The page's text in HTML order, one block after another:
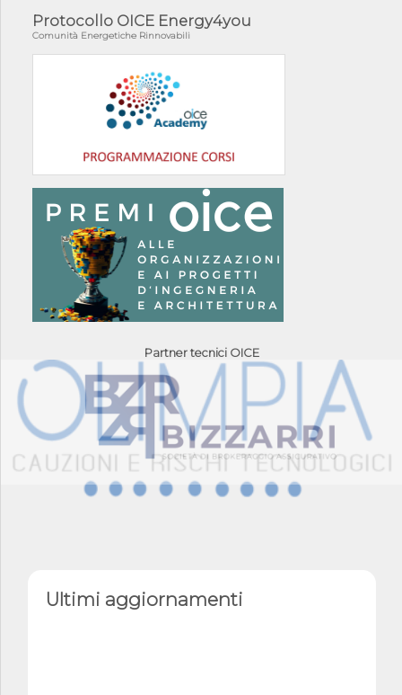
Protocollo OICE Energy4you
Comunità Energetiche Rinnovabili
Partner tecnici OICE
Ultimi aggiornamenti